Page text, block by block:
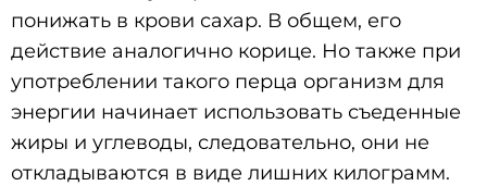
понижать в крови сахар. В общем, его
действие аналогично корице. Но также при
употреблении такого перца организм для
энергии начинает использовать съеденные
жиры и углеводы, следовательно, они не
откладываются в виде лишних килограмм.